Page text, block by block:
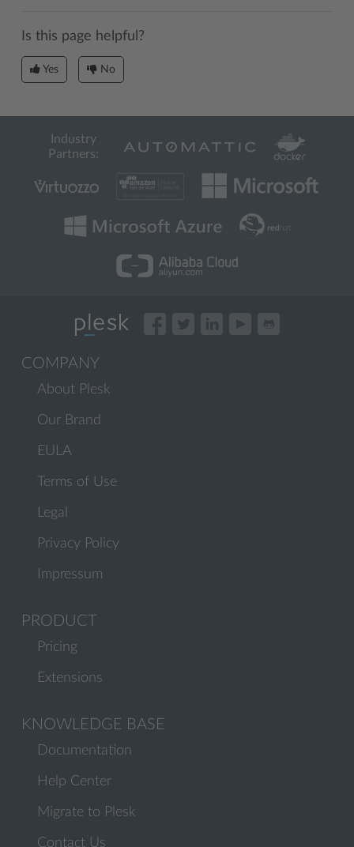
Is this page helpful?
Yes No
Industry
Partners:
COMPANY
About Plesk
Our Brand
EULA
Terms of Use
Legal
Privacy Policy
Impressum
PRODUCT
Pricing
Extensions
KNOWLEDGE BASE
Documentation
Help Center
Migrate to Plesk
Contact Us